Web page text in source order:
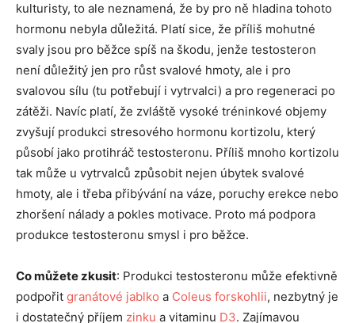
kulturisty, to ale neznamená, že by pro ně hladina tohoto
hormonu nebyla důležitá. Platí sice, že příliš mohutné
svaly jsou pro běžce spíš na škodu, jenže testosteron
není důležitý jen pro růst svalové hmoty, ale i pro
svalovou sílu (tu potřebují i vytrvalci) a pro regeneraci po
zátěži. Navíc platí, že zvláště vysoké tréninkové objemy
zvyšují produkci stresového hormonu kortizolu, který
působí jako protihráč testosteronu. Příliš mnoho kortizolu
tak může u vytrvalců způsobit nejen úbytek svalové
hmoty, ale i třeba přibývání na váze, poruchy erekce nebo
zhoršení nálady a pokles motivace. Proto má podpora
produkce testosteronu smysl i pro běžce.
Co můžete zkusit: Produkci testosteronu může efektivně
podpořit granátové jablko a Coleus forskohlii, nezbytný je
i dostatečný příjem zinku a vitaminu D3. Zajímavou